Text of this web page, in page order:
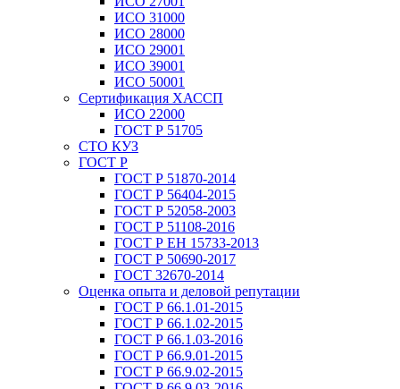
ИСО 31000
ИСО 28000
ИСО 29001
ИСО 39001
ИСО 50001
Сертификация ХАССП
ИСО 22000
ГОСТ Р 51705
СТО КУЗ
ГОСТ Р
ГОСТ Р 51870-2014
ГОСТ Р 56404-2015
ГОСТ Р 52058-2003
ГОСТ Р 51108-2016
ГОСТ Р ЕН 15733-2013
ГОСТ Р 50690-2017
ГОСТ 32670-2014
Оценка опыта и деловой репутации
ГОСТ Р 66.1.01-2015
ГОСТ Р 66.1.02-2015
ГОСТ Р 66.1.03-2016
ГОСТ Р 66.9.01-2015
ГОСТ Р 66.9.02-2015